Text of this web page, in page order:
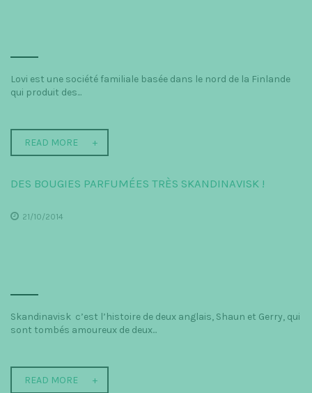
Lovi est une société familiale basée dans le nord de la Finlande
qui produit des...
READ MORE
DES BOUGIES PARFUMÉES TRÈS SKANDINAVISK !
21/10/2014
Skandinavisk c’est l’histoire de deux anglais, Shaun et Gerry, qui
sont tombés amoureux de deux...
READ MORE